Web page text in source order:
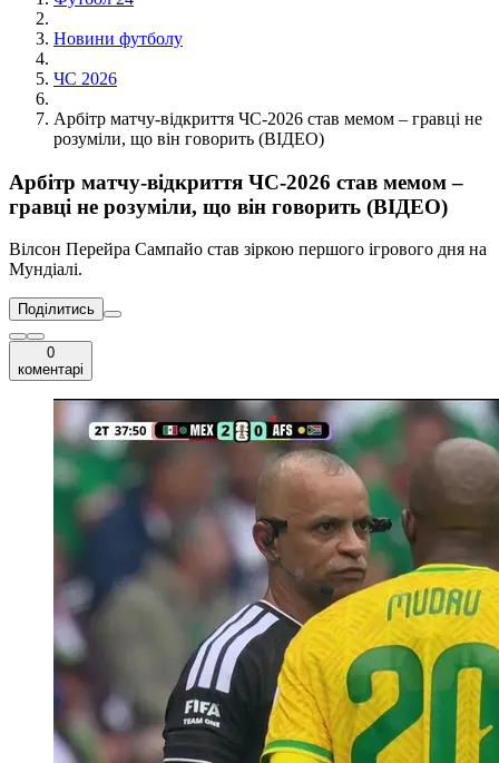
Новини футболу
ЧС 2026
Арбітр матчу-відкриття ЧС-2026 став мемом – гравці не
розуміли, що він говорить (ВІДЕО)
Арбітр матчу-відкриття ЧС-2026 став мемом –
гравці не розуміли, що він говорить (ВІДЕО)
Вілсон Перейра Сампайо став зіркою першого ігрового дня на
Мундіалі.
Поділитись
0
коментарі